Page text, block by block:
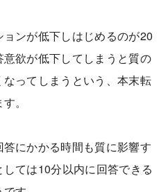
ンが低下しはじめるのが20
欲が低下してしまうと質の
ってしまうという、本末転
。
にかかる時間も質に影響す
ては10分以内に回答できる